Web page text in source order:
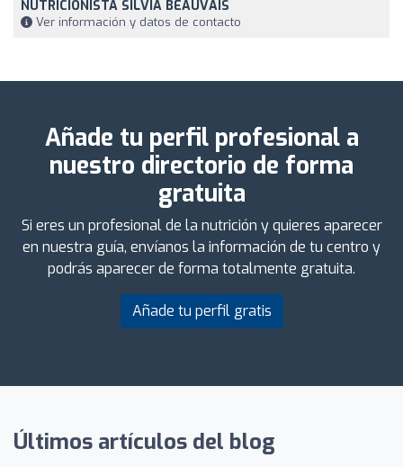
NUTRICIONISTA SILVIA BEAUVAIS
Ver información y datos de contacto
Añade tu perfil profesional a
nuestro directorio de forma
gratuita
Si eres un profesional de la nutrición y quieres aparecer
en nuestra guía, envíanos la información de tu centro y
podrás aparecer de forma totalmente gratuita.
Añade tu perfil gratis
Últimos artículos del blog